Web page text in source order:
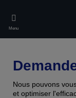
main
content
Menu
Nous pouvons
et optimiser